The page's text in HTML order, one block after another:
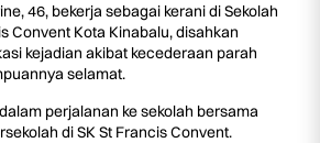
46, bekerja sebagai kerani di Sekolah
Convent Kota Kinabalu, disahkan
kejadian akibat kecederaan parah
selamat.
perjalanan ke sekolah bersama
di SK St Francis Convent.